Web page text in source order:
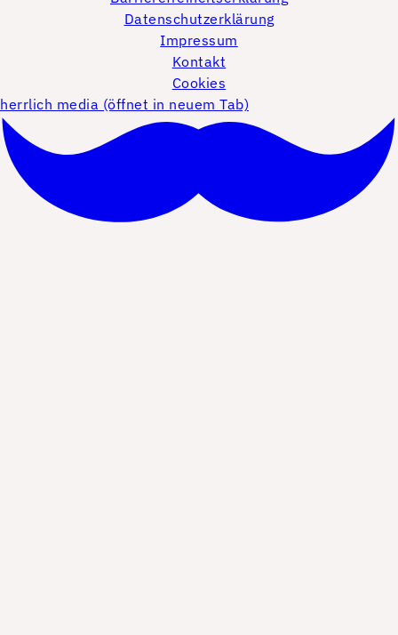
Datenschutzerklärung
Impressum
Kontakt
Cookies
herrlich media (öffnet in neuem Tab)